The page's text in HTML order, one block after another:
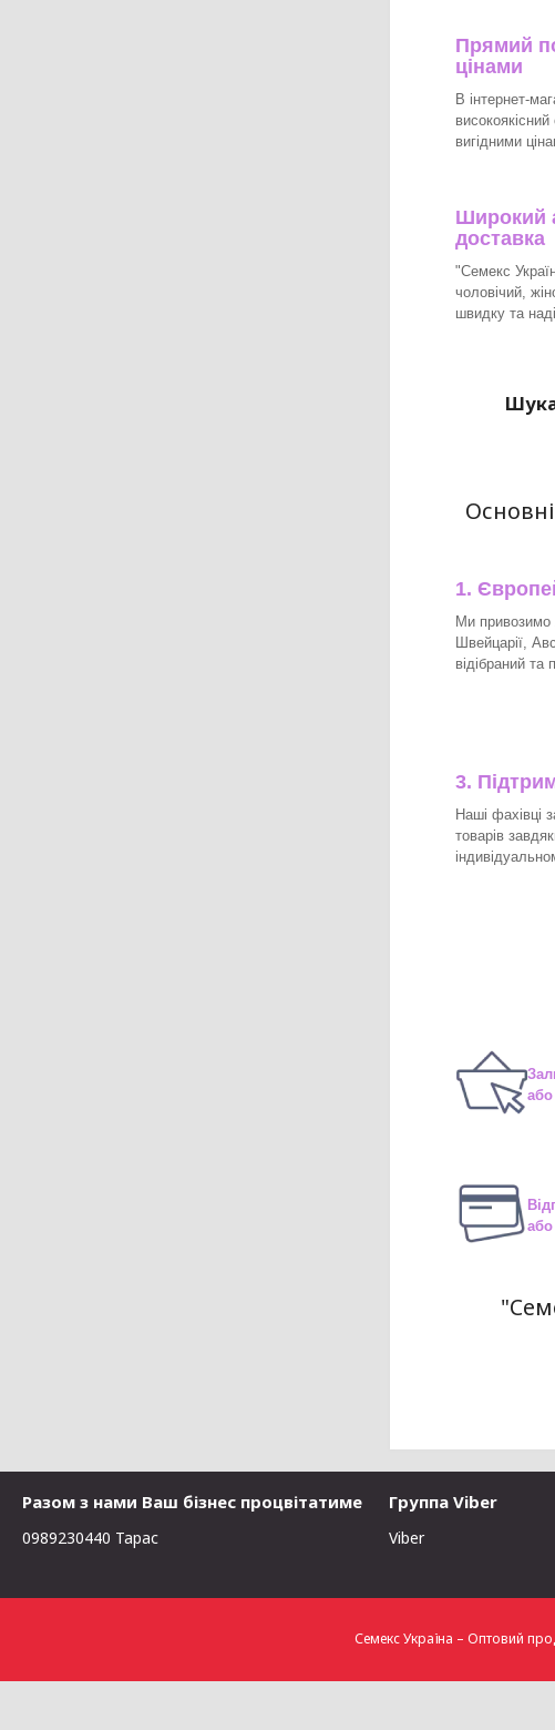
Прямий
цінами
В інтернет-
вигідними
Широкий
доставка
"Семекс
чоловічий,
швидку та
1.
Ми привозимо
Швейцарії,
відібраний та
3.
Наші фахівці
товарів
Разом з нами Ваш бізнес процвітатиме
0989230440 Тарас
Группа Viber
Viber